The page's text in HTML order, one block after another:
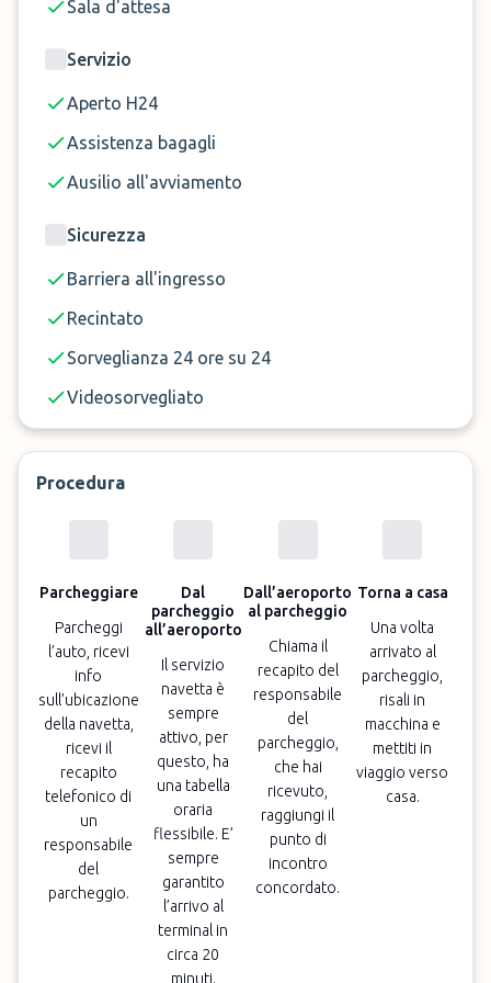
bagagli e il car valet dal parcheggio a Malpensa e
Prenota ora il parcheggio Star Parking a Malpensa!
Sala d'attesa
Servizio
Aperto H24
Assistenza bagagli
Ausilio all'avviamento
Sicurezza
Barriera all'ingresso
Recintato
Sorveglianza 24 ore su 24
Videosorvegliato
Procedura
Parcheggiare
Parcheggi
l’auto, ricevi
info
sull’ubicazione
della navetta,
ricevi il
recapito
telefonico di
un
responsabile
del
parcheggio.
Dal
parcheggio
all’aeroporto
Il servizio
navetta è
sempre
attivo, per
questo, ha
una tabella
oraria
flessibile. E’
sempre
garantito
l’arrivo al
terminal in
circa 20
minuti.
Dall’aeroporto
al parcheggio
Chiama il
recapito del
responsabile
del
parcheggio,
che hai
ricevuto,
raggiungi il
punto di
incontro
concordato.
Torna a casa
Una volta
arrivato al
parcheggio,
risali in
macchina e
mettiti in
viaggio verso
casa.